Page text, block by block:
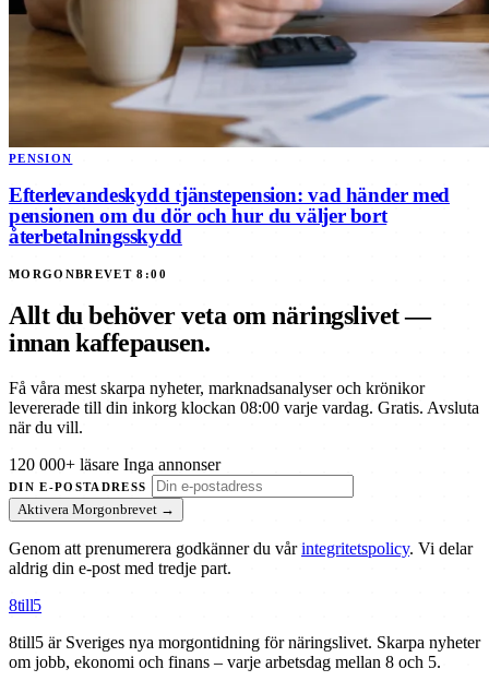
PENSION
Efterlevandeskydd tjänstepension: vad händer med
pensionen om du dör och hur du väljer bort
återbetalningsskydd
MORGONBREVET 8:00
Allt du behöver veta om näringslivet —
innan kaffepausen.
Få våra mest skarpa nyheter, marknadsanalyser och krönikor
levererade till din inkorg klockan 08:00 varje vardag. Gratis. Avsluta
när du vill.
120 000+ läsare Inga annonser
DIN E-POSTADRESS
Aktivera Morgonbrevet →
Genom att prenumerera godkänner du vårintegritetspolicy. Vi delar
aldrig din e-post med tredje part.
8till5
8till5 är Sveriges nya morgontidning för näringslivet. Skarpa nyheter
om jobb, ekonomi och finans – varje arbetsdag mellan 8 och 5.